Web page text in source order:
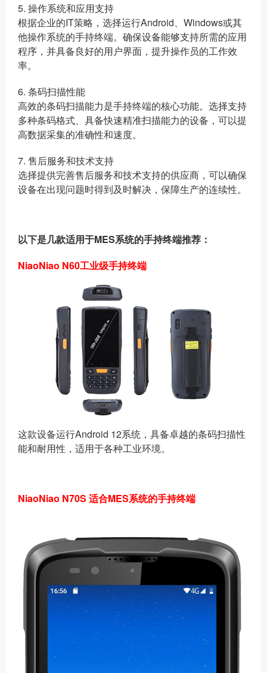
5. 操作系统和应用支持
根据企业的IT策略，选择运行Android、Windows或其
他操作系统的手持终端。确保设备能够支持所需的应用
程序，并具备良好的用户界面，提升操作员的工作效
率。
6. 条码扫描性能
高效的条码扫描能力是手持终端的核心功能。选择支持
多种条码格式、具备快速精准扫描能力的设备，可以提
高数据采集的准确性和速度。
7. 售后服务和技术支持
选择提供完善售后服务和技术支持的供应商，可以确保
设备在出现问题时得到及时解决，保障生产的连续性。
以下是几款适用于MES系统的手持终端推荐：
NiaoNiao N60工业级手持终端
这款设备运行Android 12系统，具备卓越的条码扫描性
能和耐用性，适用于各种工业环境。
NiaoNiao N70S 适合MES系统的手持终端